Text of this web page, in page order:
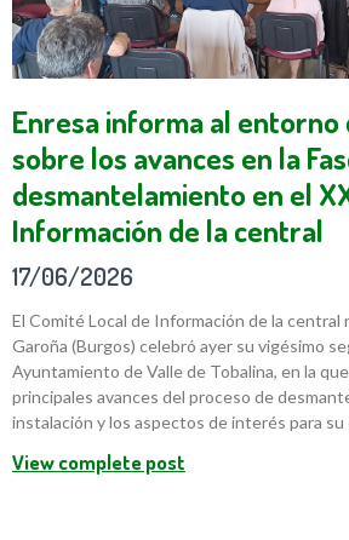
Enresa informa al entorno
sobre los avances en la
desmantelamiento en el
Información de la central
17/06/2026
El Comité Local de Información de la central
Garoña (Burgos) celebró ayer su vigésimo
Ayuntamiento de Valle de Tobalina, en la
principales avances del proceso de
instalación y los aspectos de interés para
View complete post